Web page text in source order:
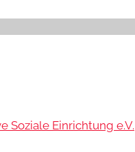
Soziale Einrichtung e.V.